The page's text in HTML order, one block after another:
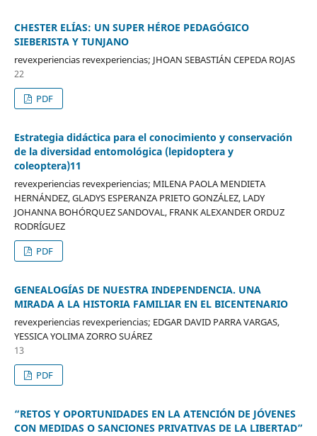
CHESTER ELÍAS: UN SUPER HÉROE PEDAGÓGICO
SIEBERISTA Y TUNJANO
revexperiencias revexperiencias; JHOAN SEBASTIÁN CEPEDA ROJAS
22
PDF
Estrategia didáctica para el conocimiento y conservación
de la diversidad entomológica (lepidoptera y
coleoptera)11
revexperiencias revexperiencias; MILENA PAOLA MENDIETA
HERNÁNDEZ, GLADYS ESPERANZA PRIETO GONZÁLEZ, LADY
JOHANNA BOHÓRQUEZ SANDOVAL, FRANK ALEXANDER ORDUZ
RODRÍGUEZ
PDF
GENEALOGÍAS DE NUESTRA INDEPENDENCIA. UNA
MIRADA A LA HISTORIA FAMILIAR EN EL BICENTENARIO
revexperiencias revexperiencias; EDGAR DAVID PARRA VARGAS,
YESSICA YOLIMA ZORRO SUÁREZ
13
PDF
“RETOS Y OPORTUNIDADES EN LA ATENCIÓN DE JÓVENES
CON MEDIDAS O SANCIONES PRIVATIVAS DE LA LIBERTAD”